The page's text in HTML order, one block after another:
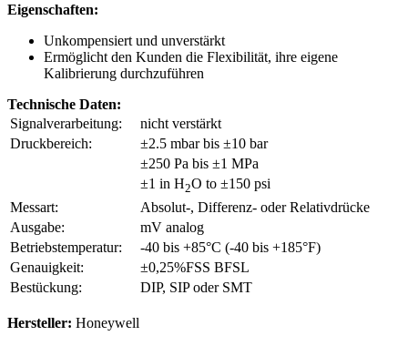
Eigenschaften:
Unkompensiert und unverstärkt
Ermöglicht den Kunden die Flexibilität, ihre eigene
Kalibrierung durchzuführen
Technische Daten:
Signalverarbeitung:
nicht verstärkt
Druckbereich:
±2.5 mbar bis ±10 bar
±250 Pa bis ±1 MPa
±1 in H2O to ±150 psi
Messart:
Absolut-, Differenz- oder Relativdrücke
Ausgabe:
mV analog
Betriebstemperatur:
-40 bis +85°C (-40 bis +185°F)
Genauigkeit:
±0,25%FSS BFSL
Bestückung:
DIP, SIP oder SMT
Hersteller: Honeywell